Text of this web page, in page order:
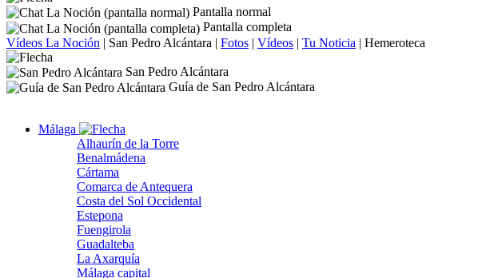
Pantalla normal
Pantalla completa
Vídeos La Noción | San Pedro Alcántara | Fotos | Vídeos | Tu Noticia | Hemeroteca
San Pedro Alcántara
Guía de San Pedro Alcántara
Málaga
Alhaurín de la Torre
Benalmádena
Cártama
Comarca de Antequera
Costa del Sol Occidental
Estepona
Fuengirola
Guadalteba
La Axarquía
Málaga capital